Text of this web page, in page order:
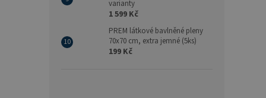
varianty
1 599 Kč
PREM látkové bavlněné pleny
70x70 cm, extra jemné (5ks)
199 Kč